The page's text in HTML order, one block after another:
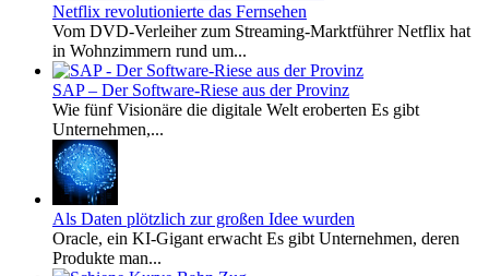
Netflix revolutionierte das Fernsehen
Vom DVD-Verleiher zum Streaming-Marktführer Netflix hat
in Wohnzimmern rund um...
SAP – Der Software-Riese aus der Provinz
Wie fünf Visionäre die digitale Welt eroberten Es gibt
Unternehmen,...
Als Daten plötzlich zur großen Idee wurden
Oracle, ein KI-Gigant erwacht Es gibt Unternehmen, deren
Produkte man...